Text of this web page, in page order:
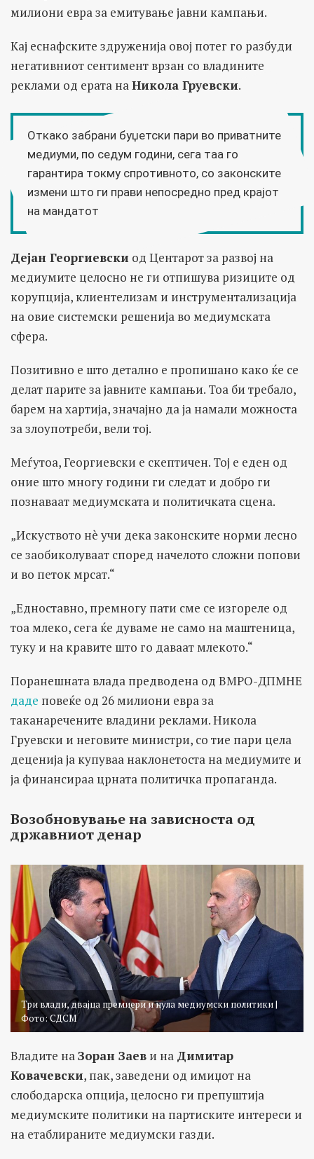
милиони евра за емитување јавни кампањи.
Кај еснафските здруженија овој потег го разбуди
негативниот сентимент врзан со владините
реклами од ерата наНикола Груевски.
Откако забрани буџетски пари во приватните
медиуми, по седум години, сега таа го
гарантира токму спротивното, со законските
измени што ги прави непосредно пред крајот
на мандатот
Дејан Георгиевски од Центарот за развој на
медиумите целосно не ги отпишува ризиците од
корупција, клиентелизам и инструментализација
на овие системски решенија во медиумската
сфера.
Позитивно е што детално е пропишано како ќе се
делат парите за јавните кампањи. Тоа би требало,
барем на хартија, значајно да ја намали можноста
за злоупотреби, вели тој.
Меѓутоа, Георгиевски е скептичен. Тој е еден од
оние што многу години ги следат и добро ги
познаваат медиумската и политичката сцена.
„Искуството нè учи дека законските норми лесно
се заобиколуваат според начелото сложни попови
и во петок мрсат.“
„Едноставно, премногу пати сме се изгореле од
тоа млеко, сега ќе дуваме не само на маштеница,
туку и на кравите што го даваат млекото.“
Поранешната влада предводена од ВМРО-ДПМНЕ
даде повеќе од 26 милиони евра за
таканаречените владини реклами.Никола
Груевски и неговите министри, со тие пари цела
деценија ја купуваа наклонетоста на медиумите и
ја финансираа црната политичка пропаганда.
Возобновување на зависноста од
државниот денар
Три влади, двајца премиери и нула медиумски политики |
Фото: СДСМ
Владите наЗоран Заев и на Димитар
Ковачевски, пак, заведени од имиџот на
слободарска опција, целосно ги препуштија
медиумските политики на партиските интереси и
на етаблираните медиумски газди.